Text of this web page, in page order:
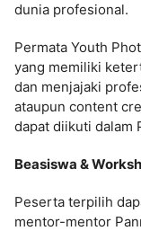
dunia profesional.
Permata Youth
yang memiliki
dan menjajaki
ataupun content
dapat diikuti dalam
Beasiswa &
Peserta terpilih
mentor-mentor